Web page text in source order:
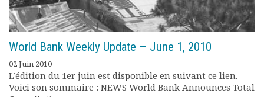
World Bank Weekly Update – June 1, 2010
02 Juin 2010
L’édition du 1er juin est disponible en suivant ce lien.
Voici son sommaire : NEWS World Bank Announces Total